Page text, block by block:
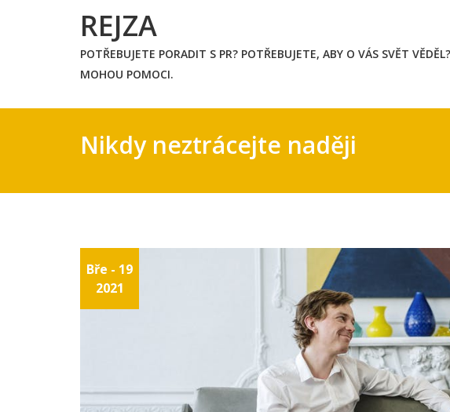
REJZA
POTŘEBUJETE PORADIT S PR? POTŘEBUJETE, ABY O VÁS SVĚT
MOHOU POMOCI.
Nikdy neztrácejte naději
Bře - 19
2021